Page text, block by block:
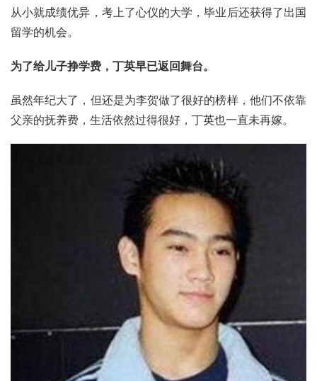
从小就成绩优异，考上了心仪的大学，毕业后还获得了出国
留学的机会。
为了给儿子挣学费，丁英早已返回舞台。
虽然年纪大了，但还是为李贺做了很好的榜样，他们不依靠
父亲的抚养费，生活依然过得很好，丁英也一直未再嫁。